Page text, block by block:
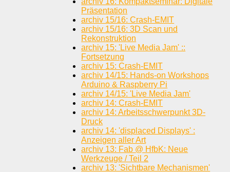
Präsentation
archiv 15/16: Crash-EMIT
archiv 15/16: 3D Scan und
Rekonstruktion
archiv 15: 'Live Media Jam' ::
Fortsetzung
archiv 15: Crash-EMIT
archiv 14/15: Hands-on Workshops
Arduino & Raspberry Pi
archiv 14/15: 'Live Media Jam'
archiv 14: Crash-EMIT
archiv 14: Arbeitsschwerpunkt 3D-
Druck
archiv 14: 'displaced Displays' :
Anzeigen aller Art
archiv 13: Fab @ HfbK: Neue
Werkzeuge / Teil 2
archiv 13: 'Sichtbare Mechanismen'